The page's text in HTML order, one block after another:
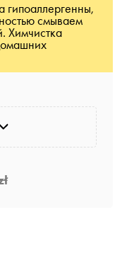
гипоаллергенны,
смываем
Химчистка